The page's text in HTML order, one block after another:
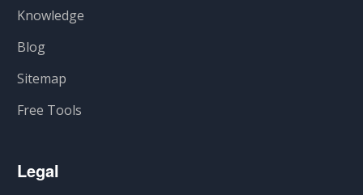
Knowledge
Blog
Sitemap
Free Tools
Legal